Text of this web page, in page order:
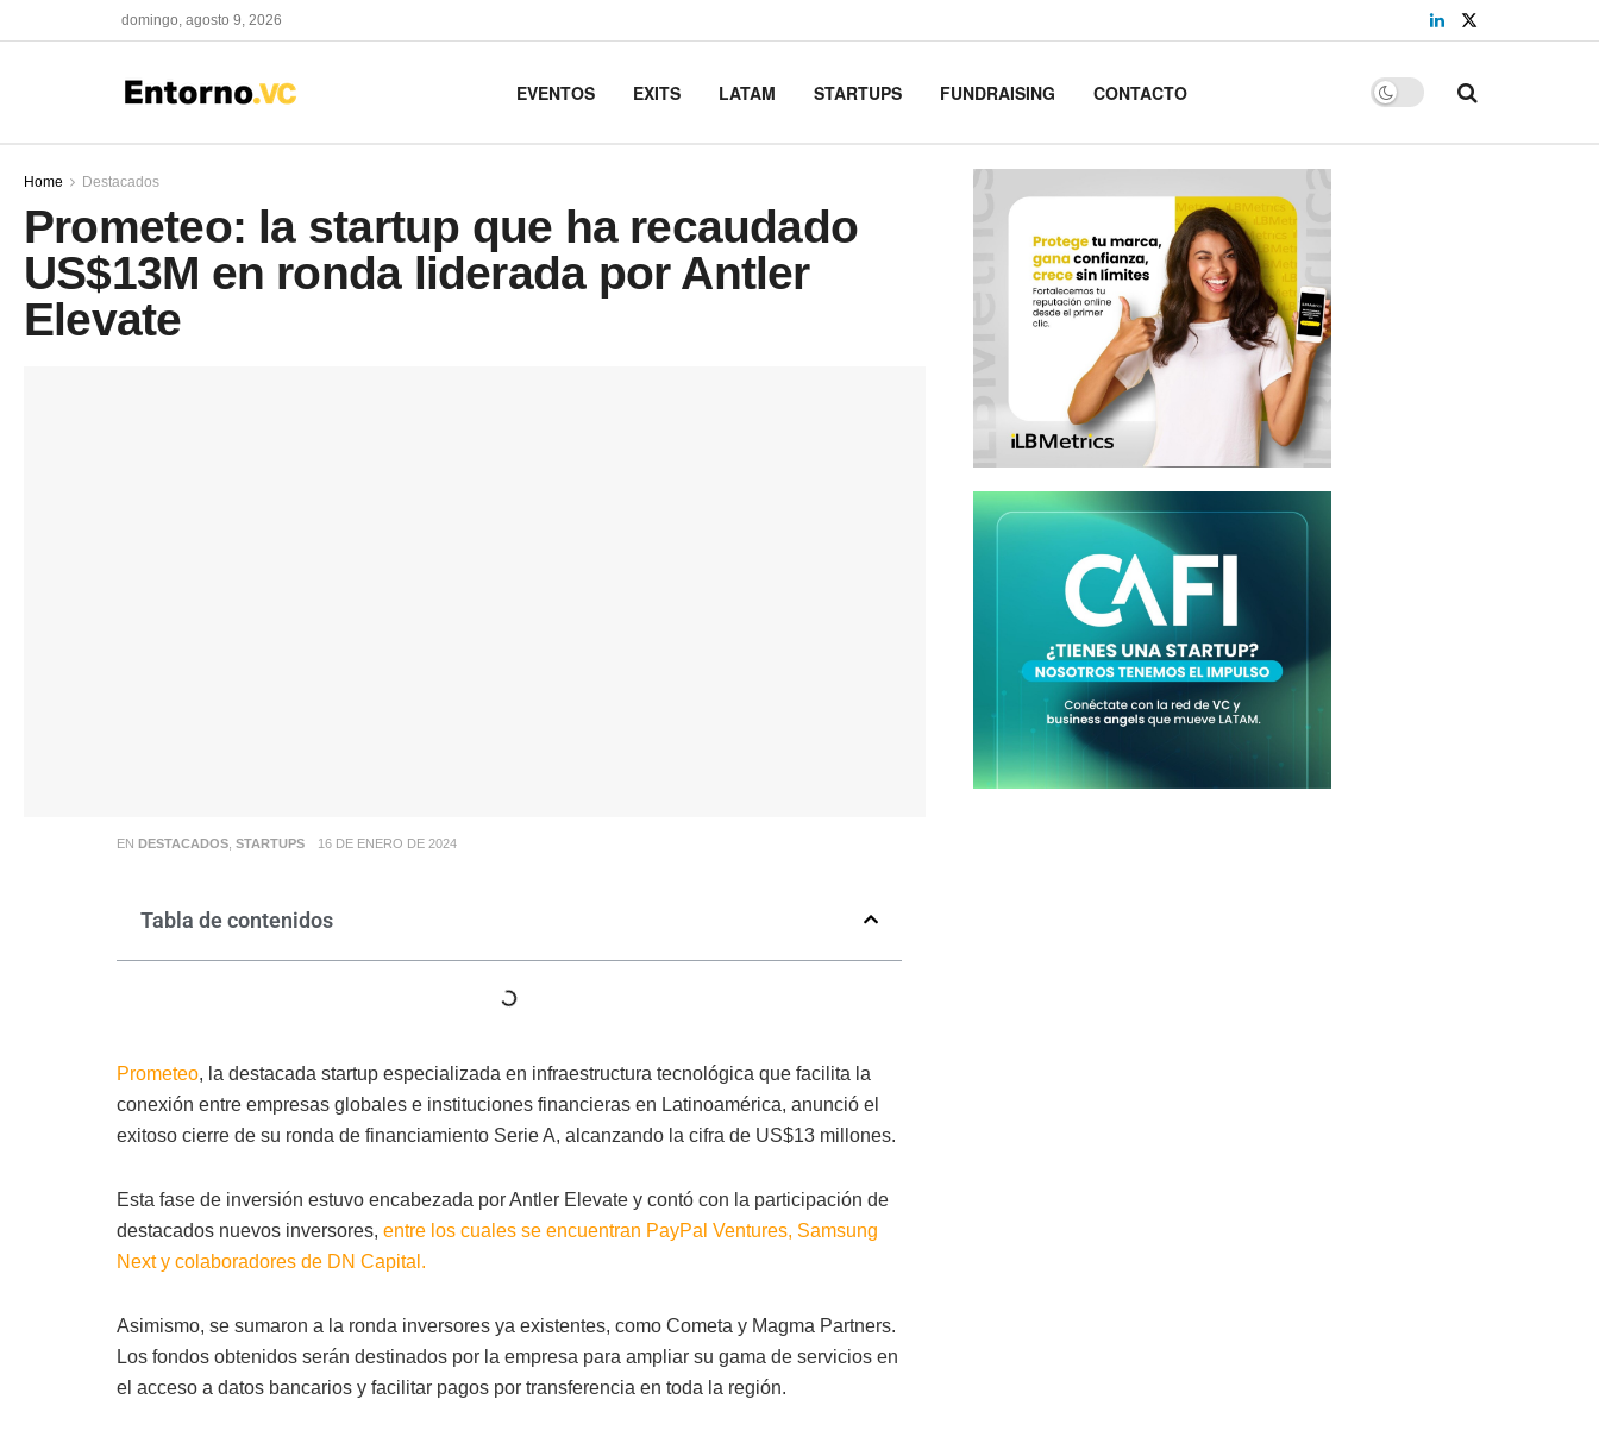
domingo, agosto 9, 2026
EVENTOS EXITS LATAM STARTUPS FUNDRAISING CONTACTO
Home Destacados
Prometeo: la startup que ha recaudado
US$13M en ronda liderada por Antler
Elevate
EN DESTACADOS, STARTUPS 16 DE ENERO DE 2024
Tabla de contenidos
Prometeo, la destacada startup especializada en infraestructura tecnológica que facilita la
conexión entre empresas globales e instituciones financieras en Latinoamérica, anunció el
exitoso cierre de su ronda de financiamiento Serie A, alcanzando la cifra de US$13 millones.
Esta fase de inversión estuvo encabezada por Antler Elevate y contó con la participación de
destacados nuevos inversores, entre los cuales se encuentran PayPal Ventures, Samsung
Next y colaboradores de DN Capital.
Asimismo, se sumaron a la ronda inversores ya existentes, como Cometa y Magma Partners.
Los fondos obtenidos serán destinados por la empresa para ampliar su gama de servicios en
el acceso a datos bancarios y facilitar pagos por transferencia en toda la región.